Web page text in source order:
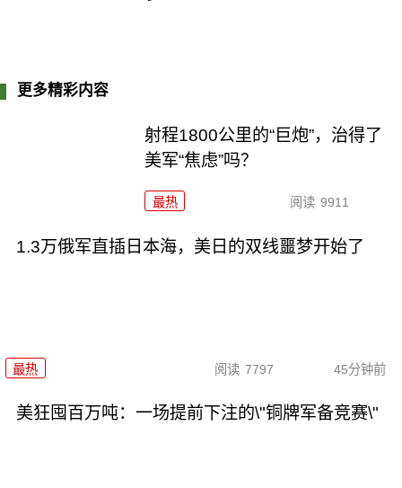
更多精彩内容
射程1800公里的“巨炮”，治得了
美军“焦虑”吗？
最热 阅读 9911
1.3万俄军直插日本海，美日的双线噩梦开始了
最热 阅读 7797 45分钟前
美狂囤百万吨：一场提前下注的\"铜牌军备竞赛\"